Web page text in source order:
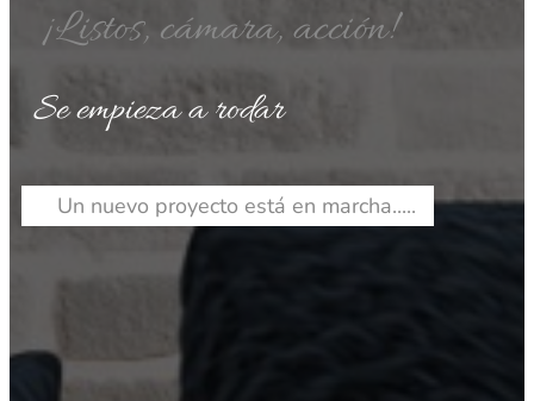
¡Listos, cámara, acción!
Se empieza a rodar
Un nuevo proyecto está en marcha.....